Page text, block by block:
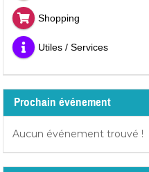
Shopping
Utiles / Services
Prochain événement
Aucun événement trouvé !